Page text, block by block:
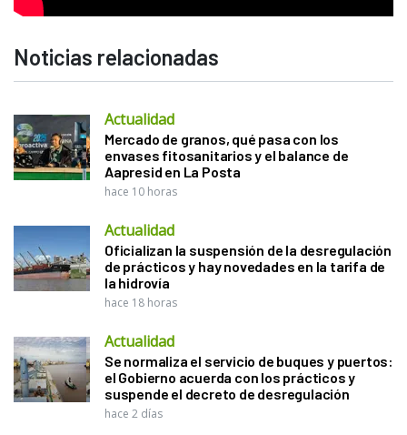
Noticias relacionadas
Actualidad
Mercado de granos, qué pasa con los
envases fitosanitarios y el balance de
Aapresid en La Posta
hace 10 horas
Actualidad
Oficializan la suspensión de la desregulación
de prácticos y hay novedades en la tarifa de
la hidrovía
hace 18 horas
Actualidad
Se normaliza el servicio de buques y puertos:
el Gobierno acuerda con los prácticos y
suspende el decreto de desregulación
hace 2 días